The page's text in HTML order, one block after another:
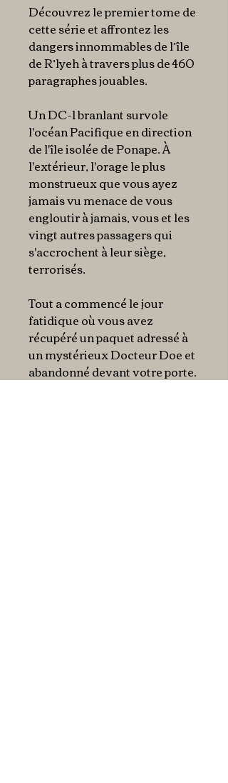
Découvrez le premier tome de
cette série et affrontez les
dangers innommables de l’île
de R’lyeh à travers plus de 460
paragraphes jouables.
Un DC-1 branlant survole
l'océan Pacifique en direction
de l'île isolée de Ponape. À
l'extérieur, l'orage le plus
monstrueux que vous ayez
jamais vu menace de vous
engloutir à jamais, vous et les
vingt autres passagers qui
s'accrochent à leur siège,
terrorisés.
Tout a commencé le jour
fatidique où vous avez
récupéré un paquet adressé à
un mystérieux Docteur Doe et
abandonné devant votre porte.